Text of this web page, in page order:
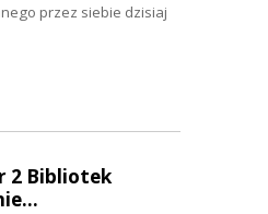
przez siebie dzisiaj
2 Bibliotek